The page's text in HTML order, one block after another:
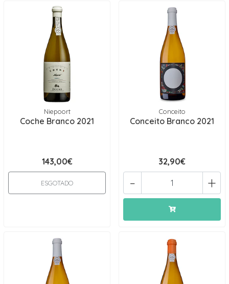
Niepoort
Coche Branco 2021
143,00€
ESGOTADO
Conceito
Conceito Branco 2021
32,90€
+
-